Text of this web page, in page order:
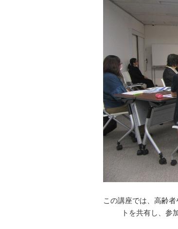
この講座では、高齢
トを共有し、参